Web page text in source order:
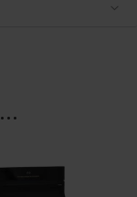
...